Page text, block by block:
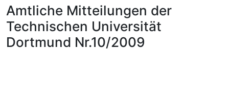
FAQ
Leitlinien
Amtliche Mitteilungen der
Technischen Universität
Dortmund Nr.10/2009